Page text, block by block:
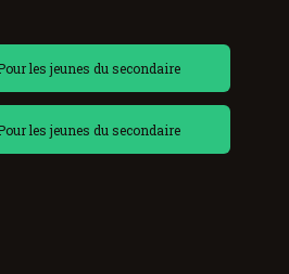
les jeunes du secondaire
les jeunes du secondaire